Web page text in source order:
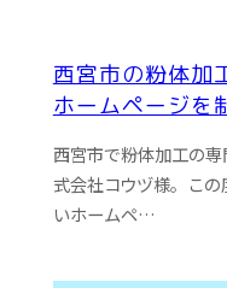
西宮市の粉体加
ホームページを
西宮市で粉体加工の
式会社コウヅ様。こ
いホームペ…